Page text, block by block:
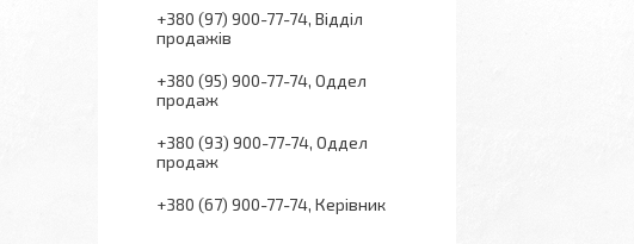
+380 (97) 900-77-74 Відділ
продажів
+380 (95) 900-77-74 Оддел
продаж
+380 (93) 900-77-74 Оддел
продаж
+380 (67) 900-77-74 Керівник